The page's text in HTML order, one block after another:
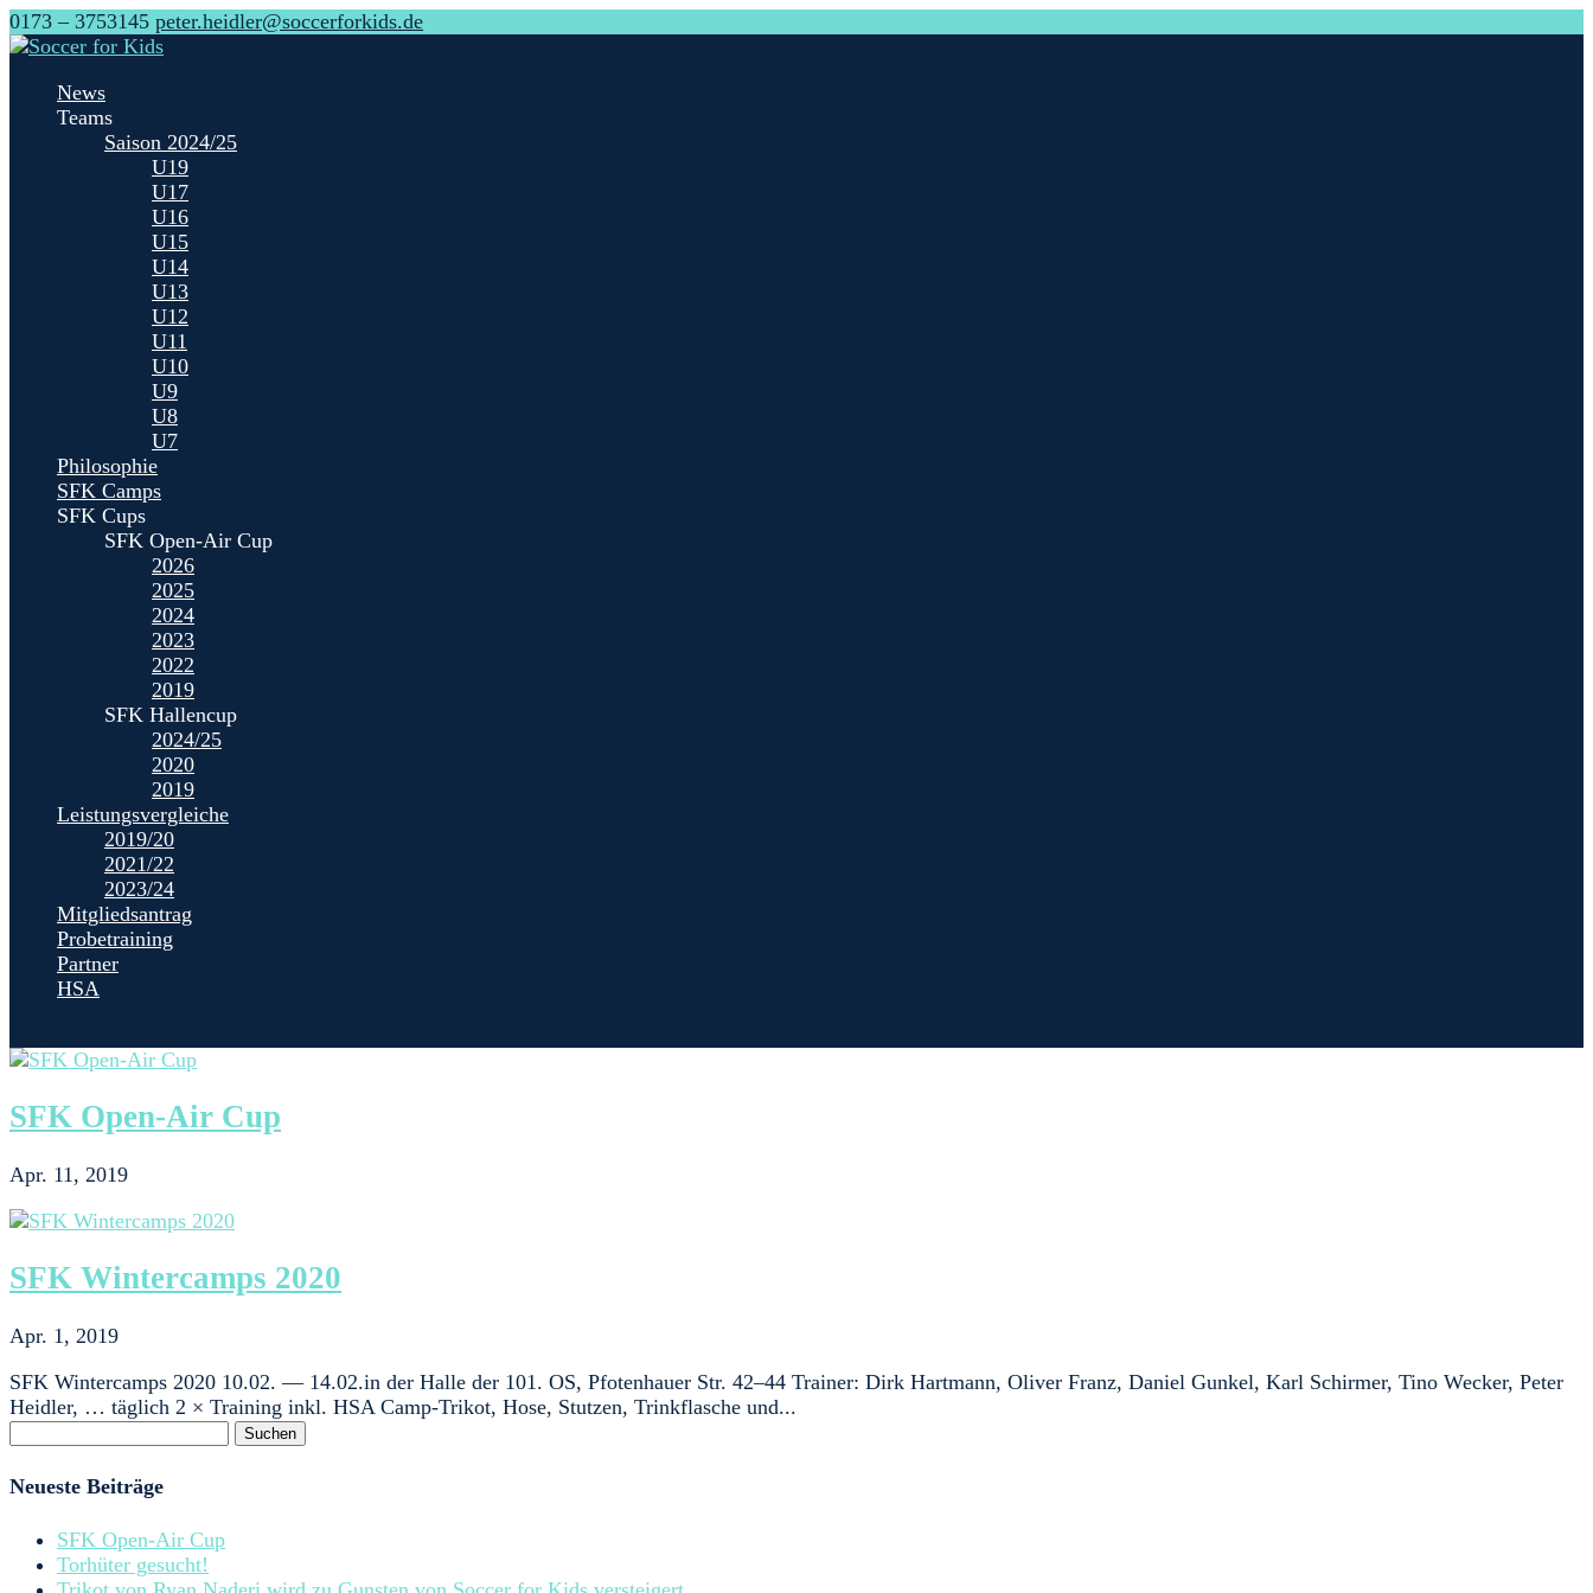
0173 – 3753145 peter.heidler@soccerforkids.de
News
Teams
Saison 2024/25
U19
U17
U16
U15
U14
U13
U12
U11
U10
U9
U8
U7
Philosophie
SFK Camps
SFK Cups
SFK Open-Air Cup
2026
2025
2024
2023
2022
2019
SFK Hallencup
2024/25
2020
2019
Leistungsvergleiche
2019/20
2021/22
2023/24
Mitgliedsantrag
Probetraining
Partner
HSA
SFK Open-Air Cup
Apr. 11, 2019
SFK Wintercamps 2020
Apr. 1, 2019
SFK Wintercamps 2020 10.02. — 14.02.in der Halle der 101. OS, Pfotenhauer Str. 42–44 Trainer: Dirk Hartmann, Oliver Franz, Daniel Gunkel, Karl Schirmer, Tino Wecker, Peter
Heidler, … täglich 2 × Training inkl. HSA Camp-Trikot, Hose, Stutzen, Trinkflasche und...
Suchen
Neueste Beiträge
SFK Open-Air Cup
Torhüter gesucht!